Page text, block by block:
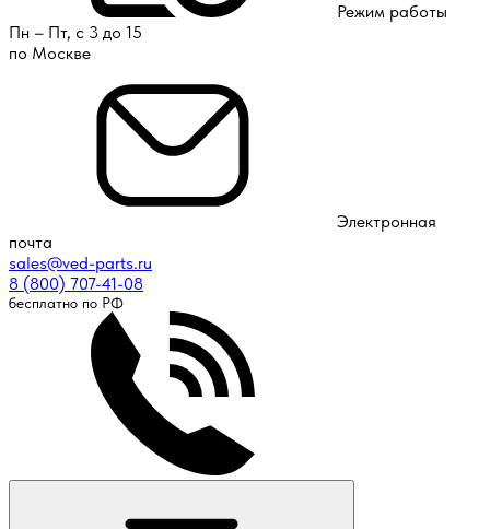
Режим работы
Пн – Пт, с 3 до 15
по Москве
Электронная
почта
sales@ved-parts.ru
8 (800) 707-41-08
бесплатно по РФ